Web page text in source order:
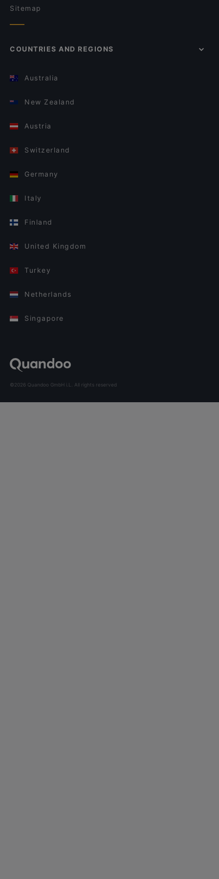
Sitemap
COUNTRIES AND REGIONS
Australia
New Zealand
Austria
Switzerland
Germany
Italy
Finland
United Kingdom
Turkey
Netherlands
Singapore
©2026 Quandoo GmbH i.L. All rights reserved